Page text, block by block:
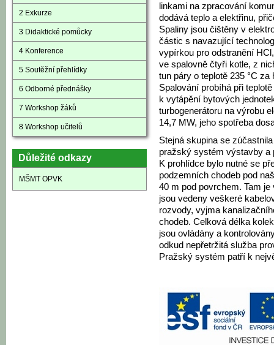
2 Exkurze
3 Didaktické pomůcky
4 Konference
5 Soutěžní přehlídky
6 Odborné přednášky
7 Workshop žáků
8 Workshop učitelů
Důležité odkazy
MŠMT OPVK
linkami na zpracování
dodává teplo a elektřinu,
Spaliny jsou čištěny v
částic s navazující
vypírkou pro odstranění
ve spalovně čtyři kotle, z
tun páry o teplotě 235 °C
Spalování probíhá při
k vytápění bytových
turbogenerátoru na výrobu
14,7 MW, jeho spotřeba
Stejná skupina se
pražský systém výstavby a
K prohlídce bylo nutné se
podzemních chodeb pod
40 m pod povrchem. Tam
jsou vedeny veškeré
rozvody, vyjma
chodeb. Celková délka
jsou ovládány a
odkud nepřetržitá služba
Pražský systém patří k